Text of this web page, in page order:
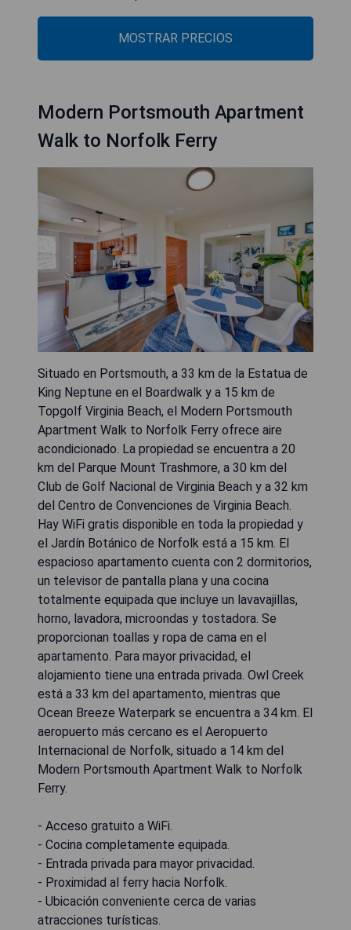
MOSTRAR PRECIOS
Modern Portsmouth Apartment
Walk to Norfolk Ferry
Situado en Portsmouth, a 33 km de la Estatua de
King Neptune en el Boardwalk y a 15 km de
Topgolf Virginia Beach, el Modern Portsmouth
Apartment Walk to Norfolk Ferry ofrece aire
acondicionado. La propiedad se encuentra a 20
km del Parque Mount Trashmore, a 30 km del
Club de Golf Nacional de Virginia Beach y a 32 km
del Centro de Convenciones de Virginia Beach.
Hay WiFi gratis disponible en toda la propiedad y
el Jardín Botánico de Norfolk está a 15 km. El
espacioso apartamento cuenta con 2 dormitorios,
un televisor de pantalla plana y una cocina
totalmente equipada que incluye un lavavajillas,
horno, lavadora, microondas y tostadora. Se
proporcionan toallas y ropa de cama en el
apartamento. Para mayor privacidad, el
alojamiento tiene una entrada privada. Owl Creek
está a 33 km del apartamento, mientras que
Ocean Breeze Waterpark se encuentra a 34 km. El
aeropuerto más cercano es el Aeropuerto
Internacional de Norfolk, situado a 14 km del
Modern Portsmouth Apartment Walk to Norfolk
Ferry.
- Acceso gratuito a WiFi.
- Cocina completamente equipada.
- Entrada privada para mayor privacidad.
- Proximidad al ferry hacia Norfolk.
- Ubicación conveniente cerca de varias
atracciones turísticas.